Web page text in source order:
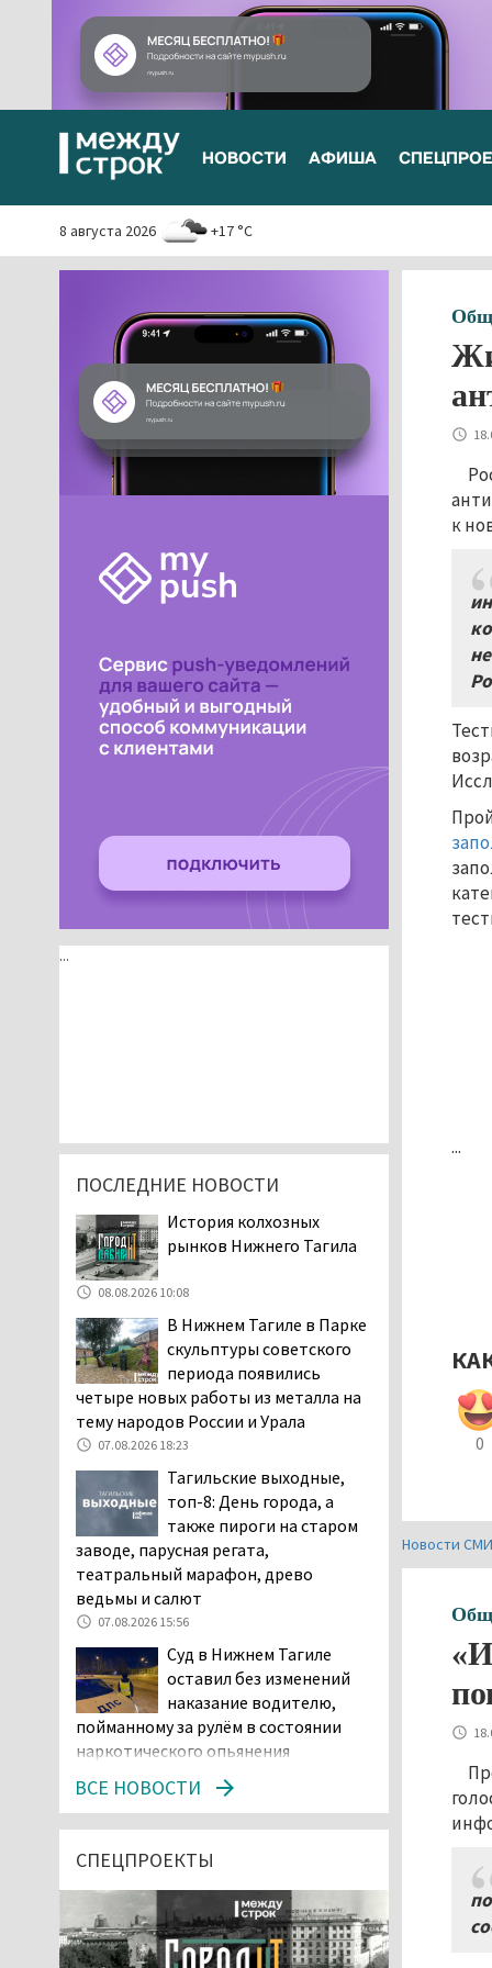
НОВОСТИ АФИША
8 августа 2026 +17 °C
к
...
0
Новости
...
ПОСЛЕДНИЕ НОВОСТИ
История колхозных
рынков Нижнего Тагила
08.08.2026 10:08
В Нижнем Тагиле в Парке
скульптуры советского
периода появились
четыре новых работы из металла на
тему народов России и Урала
07.08.2026 18:23
Тагильские выходные,
топ-8: День города, а
также пироги на старом
заводе, парусная регата,
театральный марафон, древо
ведьмы и салют
07.08.2026 15:56
Суд в Нижнем Тагиле
оставил без изменений
наказание водителю,
пойманному за рулём в состоянии
наркотического опьянения
ДТП под Екатеринбургом
Тагильские спасатели
проникли в квартиру
через балкон, чтобы
ВСЕ НОВОСТИ
СПЕЦПРОЕКТЫ